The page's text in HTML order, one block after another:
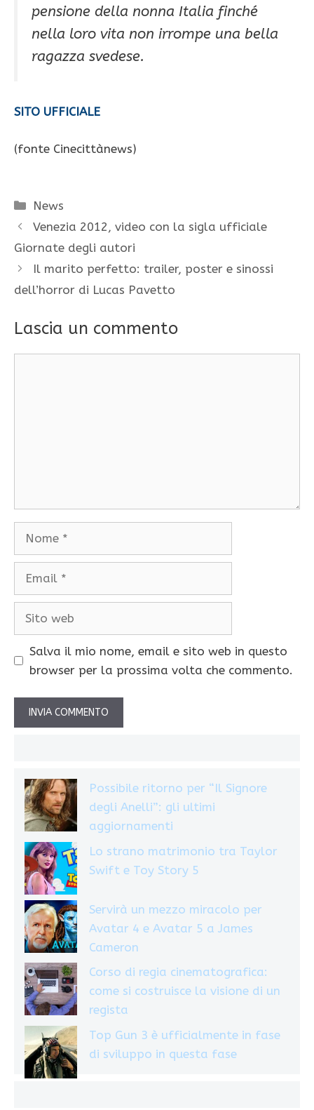
pensione della nonna Italia finché
nella loro vita non irrompe una bella
ragazza svedese.
SITO UFFICIALE
(fonte Cinecittànews)
Categorie
News
Venezia 2012, video con la sigla ufficiale
Giornate degli autori
Il marito perfetto: trailer, poster e sinossi
dell’horror di Lucas Pavetto
Lascia un commento
Salva il mio nome, email e sito web in questo
browser per la prossima volta che commento.
Possibile ritorno per “Il Signore
degli Anelli”: gli ultimi
aggiornamenti
Lo strano matrimonio tra Taylor
Swift e Toy Story 5
Servirà un mezzo miracolo per
Avatar 4 e Avatar 5 a James
Cameron
Corso di regia cinematografica:
come si costruisce la visione di un
regista
Top Gun 3 è ufficialmente in fase
di sviluppo in questa fase